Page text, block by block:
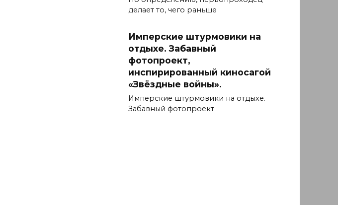
делает то, чего раньше
Имперские штурмовики на
отдыхе. Забавный
фотопроект,
инспирированный киносагой
«Звёздные войны».
Имперские штурмовики на отдыхе.
Забавный фотопроект